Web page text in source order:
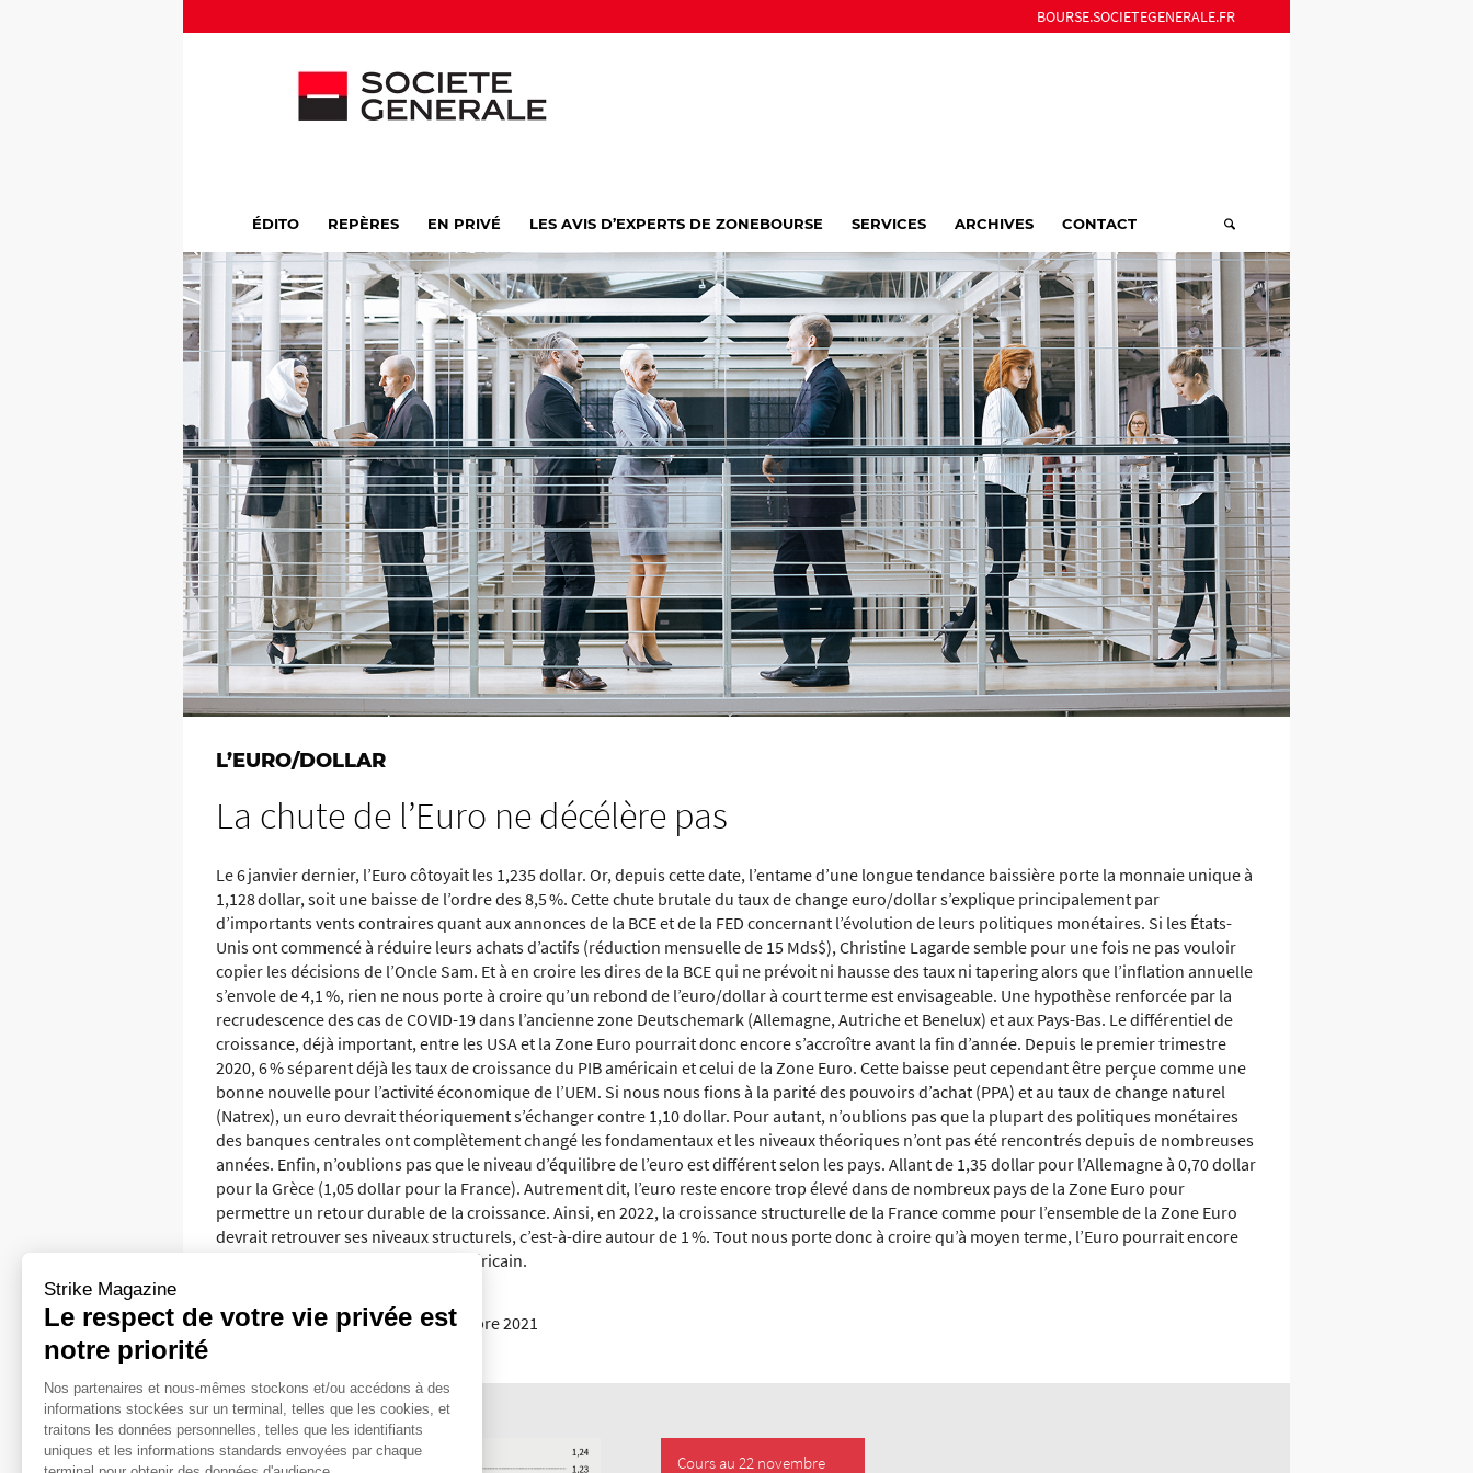
BOURSE.SOCIETEGENERALE.FR
ÉDITO REPÈRES EN PRIVÉ LES AVIS D’EXPERTS DE ZONEBOURSE SERVICES ARCHIVES CONTACT
L’EURO/DOLLAR
La chute de l’Euro ne décélère pas
Le 6 janvier dernier, l’Euro côtoyait les 1,235 dollar. Or, depuis cette date, l’entame d’une longue tendance baissière porte la monnaie unique à
1,128 dollar, soit une baisse de l’ordre des 8,5 %. Cette chute brutale du taux de change euro/dollar s’explique principalement par
d’importants vents contraires quant aux annonces de la BCE et de la FED concernant l’évolution de leurs politiques monétaires. Si les États-
Unis ont commencé à réduire leurs achats d’actifs (réduction mensuelle de 15 Mds$), Christine Lagarde semble pour une fois ne pas vouloir
copier les décisions de l’Oncle Sam. Et à en croire les dires de la BCE qui ne prévoit ni hausse des taux ni tapering alors que l’inflation annuelle
s’envole de 4,1 %, rien ne nous porte à croire qu’un rebond de l’euro/dollar à court terme est envisageable. Une hypothèse renforcée par la
recrudescence des cas de COVID-19 dans l’ancienne zone Deutschemark (Allemagne, Autriche et Benelux) et aux Pays-Bas. Le différentiel de
croissance, déjà important, entre les USA et la Zone Euro pourrait donc encore s’accroître avant la fin d’année. Depuis le premier trimestre
2020, 6 % séparent déjà les taux de croissance du PIB américain et celui de la Zone Euro. Cette baisse peut cependant être perçue comme une
bonne nouvelle pour l’activité économique de l’UEM. Si nous nous fions à la parité des pouvoirs d’achat (PPA) et au taux de change naturel
(Natrex), un euro devrait théoriquement s’échanger contre 1,10 dollar. Pour autant, n’oublions pas que la plupart des politiques monétaires
des banques centrales ont complètement changé les fondamentaux et les niveaux théoriques n’ont pas été rencontrés depuis de nombreuses
années. Enfin, n’oublions pas que le niveau d’équilibre de l’euro est différent selon les pays. Allant de 1,35 dollar pour l’Allemagne à 0,70 dollar
pour la Grèce (1,05 dollar pour la France). Autrement dit, l’euro reste encore trop élevé dans de nombreux pays de la Zone Euro pour
permettre un retour durable de la croissance. Ainsi, en 2022, la croissance structurelle de la France comme pour l’ensemble de la Zone Euro
devrait retrouver ses niveaux structurels, c’est-à-dire autour de 1 %. Tout nous porte donc à croire qu’à moyen terme, l’Euro pourrait encore
perdre du terrain face au dollar américain.
© 2021 zonebourse.com, 22 novembre 2021
Cours au 22 novembre
Strike Magazine
Le respect de votre vie privée est
notre priorité
Nos partenaires et nous-mêmes stockons et/ou accédons à des
informations stockées sur un terminal, telles que les cookies, et
traitons les données personnelles, telles que les identifiants
uniques et les informations standards envoyées par chaque